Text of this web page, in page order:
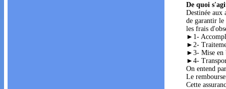
De quoi
Destinée aux
de garantir
les frais
►1-
►2-
►3- Mise en
►4-
On entend
Le
Cette